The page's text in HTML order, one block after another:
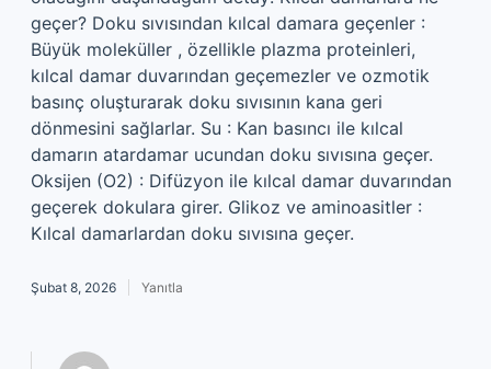
geçer? Doku sıvısından kılcal damara geçenler :
Büyük moleküller , özellikle plazma proteinleri,
kılcal damar duvarından geçemezler ve ozmotik
basınç oluşturarak doku sıvısının kana geri
dönmesini sağlarlar. Su : Kan basıncı ile kılcal
damarın atardamar ucundan doku sıvısına geçer.
Oksijen (O2) : Difüzyon ile kılcal damar duvarından
geçerek dokulara girer. Glikoz ve aminoasitler :
Kılcal damarlardan doku sıvısına geçer.
Şubat 8, 2026 Yanıtla